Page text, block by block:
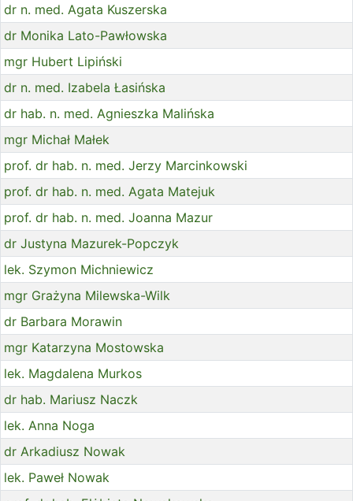
dr n. med. Agata Kuszerska
dr Monika Lato-Pawłowska
mgr Hubert Lipiński
dr n. med. Izabela Łasińska
dr hab. n. med. Agnieszka Malińska
mgr Michał Małek
prof. dr hab. n. med. Jerzy Marcinkowski
prof. dr hab. n. med. Agata Matejuk
prof. dr hab. n. med. Joanna Mazur
dr Justyna Mazurek-Popczyk
lek. Szymon Michniewicz
mgr Grażyna Milewska-Wilk
dr Barbara Morawin
mgr Katarzyna Mostowska
lek. Magdalena Murkos
dr hab. Mariusz Naczk
lek. Anna Noga
dr Arkadiusz Nowak
lek. Paweł Nowak